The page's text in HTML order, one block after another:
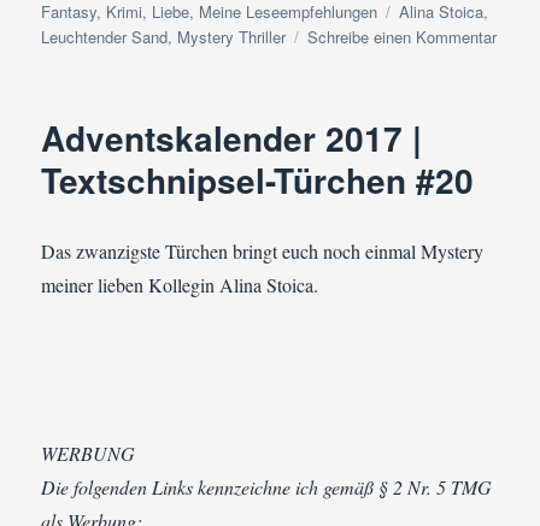
am
Fantasy, Krimi, Liebe, Meine Leseempfehlungen Schlagwörter
Alina Stoica,
Leuchtender Sand, Mystery Thriller Schreibe einen Kommentarzu
Adventskalender 2017 |
Textschnipsel-Türchen #20
Das zwanzigste Türchen bringt euch noch einmal Mystery
meiner lieben Kollegin Alina Stoica.
WERBUNG
Die folgenden Links kennzeichne ich gemäß § 2 Nr. 5 TMG
als Werbung: